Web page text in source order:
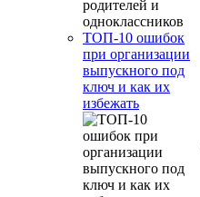
ТОП-10 ошибок
при организации
выпускного под
ключ и как их
избежать